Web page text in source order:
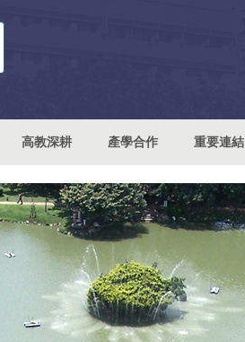
高教深耕 產學合作 重要連結